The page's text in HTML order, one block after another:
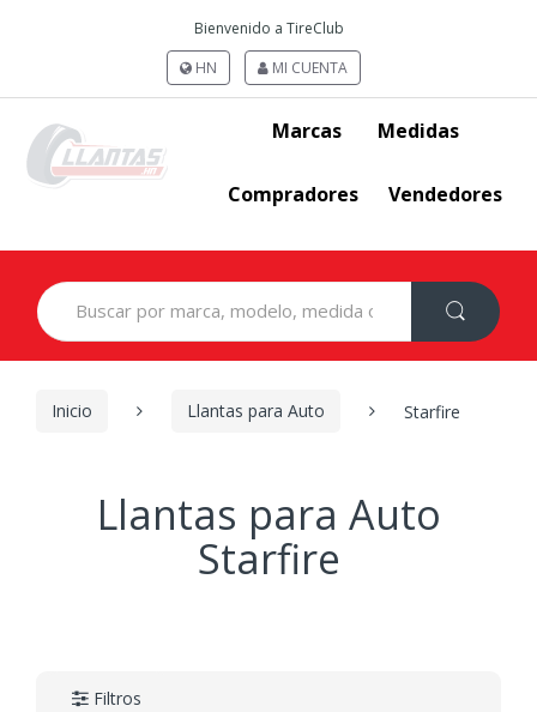
Bienvenido a TireClub
HN
MI CUENTA
Marcas Medidas
Compradores Vendedores
Search
for:
Inicio Llantas para Auto Starfire
Llantas para Auto
Starfire
Filtros